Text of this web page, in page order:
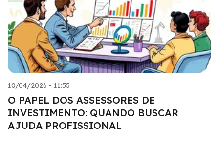
10/04/2026 - 11:55
O PAPEL DOS ASSESSORES DE
INVESTIMENTO: QUANDO BUSCAR
AJUDA PROFISSIONAL